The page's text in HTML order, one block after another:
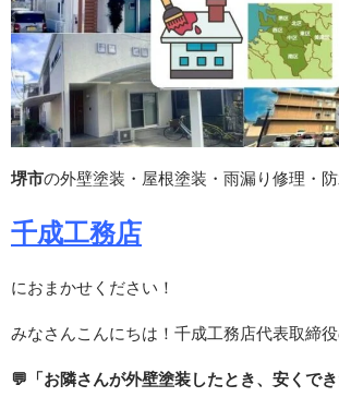
堺市の外壁塗装・屋根塗装・雨漏り修理・
千成工務店
におまかせください！
みなさんこんにちは！千成工務店代表取締
💬「お隣さんが外壁塗装したとき、安くで